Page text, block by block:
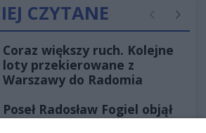
CZYTANE Poprzednie
Coraz większy ruch. Kolejne
loty przekierowane z
Warszawy do Radomia
Poseł Radosław Fogiel objął
ważną funkcję